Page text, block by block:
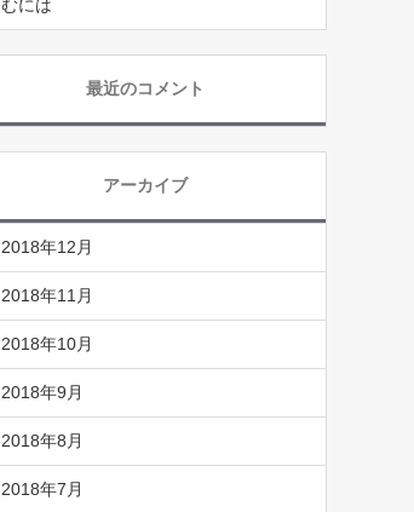
むには
最近のコメント
アーカイブ
2018年12月
2018年11月
2018年10月
2018年9月
2018年8月
2018年7月